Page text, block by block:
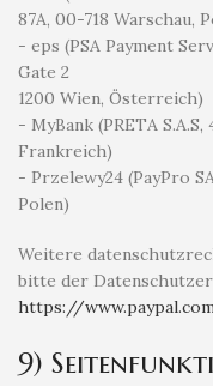
87A, 00-718 Warschau,
- eps (PSA Payment
Gate 2
1200 Wien, Österreich)
- MyBank (PRETA
Frankreich)
- Przelewy24 (PayPro
Polen)
Weitere
bitte der
https://
9)